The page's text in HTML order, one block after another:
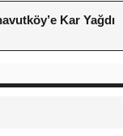
Kar Yağdı